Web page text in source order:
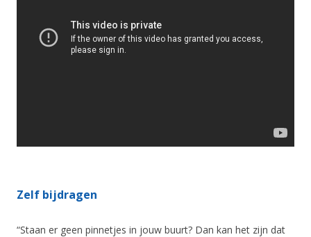
Zelf bijdragen
“Staan er geen pinnetjes in jouw buurt? Dan kan het zijn dat